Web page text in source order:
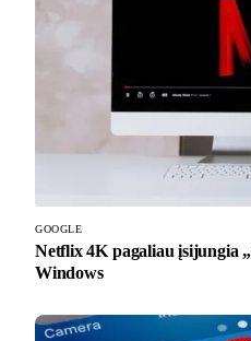
GOOGLE
Netflix 4K pagaliau įsijungia
Windows